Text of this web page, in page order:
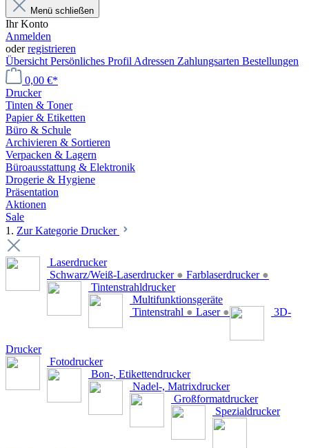
Menü schließen
Ihr Konto
Anmelden
oderregistrieren
Übersicht Persönliches Profil Adressen Zahlungsarten Bestellungen
0,00 €*
Drucker
Tinten & Toner
Papier & Etiketten
Büro & Schule
Archivieren & Sortieren
Verpacken & Lagern
Büroausstattung & Elektronik
Drogerie & Hygiene
Präsentation
Aktionen
Sale
1. Zur Kategorie Drucker
Laserdrucker
Schwarz/Weiß-Laserdrucker ● Farblaserdrucker ●
Tintenstrahldrucker
Multifunktionsgeräte
Tintenstrahl ● Laser ● 3D-
Drucker
Fotodrucker
Bon-, Etikettendrucker
Nadel-, Matrixdrucker
Großformatdrucker
Spezialdrucker